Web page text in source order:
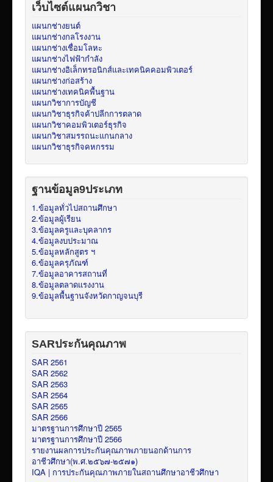
เว็บไซต์แผนกวิชา
แผนกช่างยนต์
แผนกช่างกลโรงงาน
แผนกช่างเชื่อมโลหะ
แผนกช่างไฟฟ้ากำลัง
แผนกช่างอิเล็กทรอนิกส์และเทคนิคคอมพิวเตอร์
แผนกช่างก่อสร้าง
แผนกช่างเทคนิคพื้นฐาน
แผนกวิชาการบัญชี
แผนกวิชาธุรกิจค้าปลีกการตลาด
แผนกวิชาคอมพิวเตอร์ธุรกิจ
แผนกวิชาสมรรถนะแกนกลาง
แผนกวิชาธุรกิจคหกรรม
ฐานข้อมูล9ประเภท
1.ข้อมูลทั่วไปสถานศึกษา
2.ข้อมูลผู้เรียน
3.ข้อมูลครูและบุคลากร
4.ข้อมูลงบประมาณ
5.ข้อมูลหลักสูตร ฯ
6.ข้อมูลครุภัณฑ์
7.ข้อมูลอาคารสถานที่
8.ข้อมูลตลาดแรงงาน
9.ข้อมูลพื้นฐานจังหวัดกาญจนบุรี
SARประกันคุณภาพ
SAR 2561
SAR 2562
SAR 2563
SAR 2564
SAR 2565
SAR 2566
มาตรฐานการศึกษาปี 2565
มาตรฐานการศึกษาปี 2566
รายงานผลการประกันคุณภาพภายนอกด้านการ
อาชีวศึกษา(พ.ศ.๒๕๖๗-๒๕๗๑)
IQA | การประกันคุณภาพภายในสถานศึกษาอาชีวศึกษา